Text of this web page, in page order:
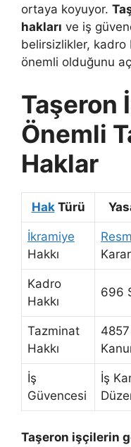
ortaya koyuyor.
hakları ve iş
belirsizlikler,
önemli olduğunu
Taşeron
Önemli
Haklar
HakTürü
İkramiye
Hakkı
Kadro
Hakkı
696
Tazminat
Hakkı
4857
İş
Güvencesi
İş
Taşeron işçilerin